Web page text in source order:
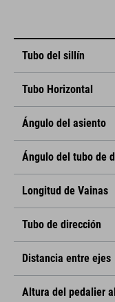
Tubo del sillín
Tubo Horizontal
Ángulo del asiento
Ángulo del tubo de
Longitud de Vainas
Tubo de dirección
Distancia entre ejes
Altura del pedalier